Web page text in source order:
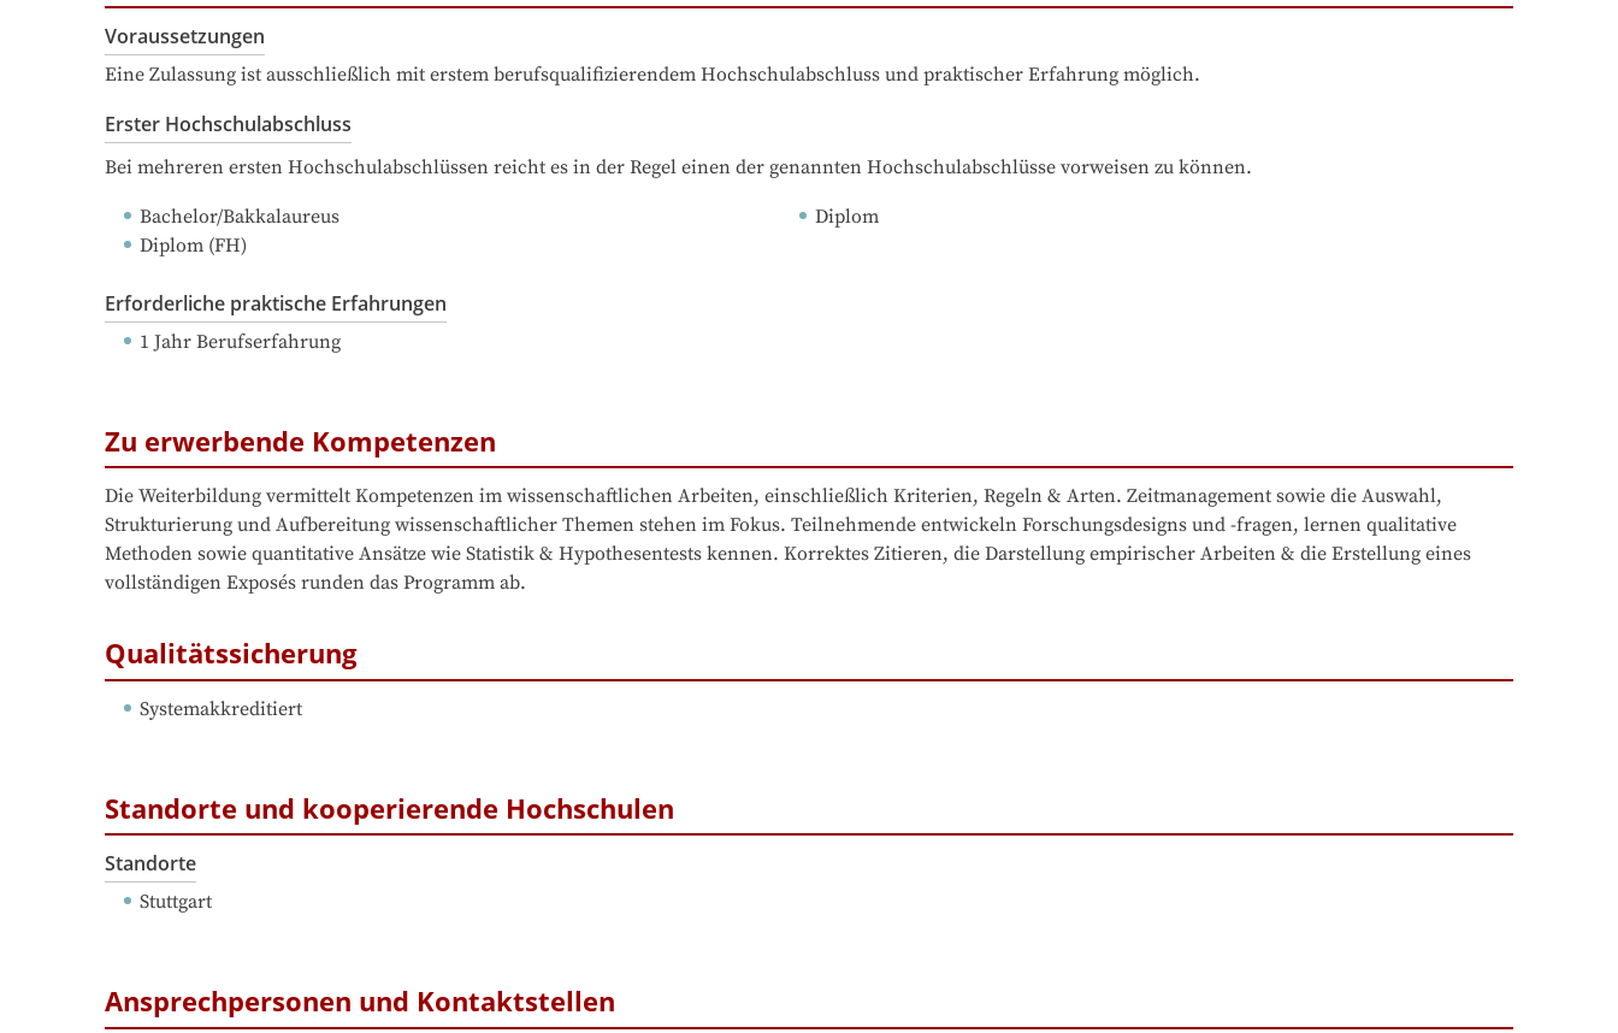
Voraussetzungen
Eine Zulassung ist ausschließlich mit erstem berufsqualifizierendem Hochschulabschluss und praktischer Erfahrung möglich.
Erster Hochschulabschluss
Bei mehreren ersten Hochschulabschlüssen reicht es in der Regel einen der genannten Hochschulabschlüsse vorweisen zu können.
Bachelor/Bakkalaureus
Diplom
Diplom (FH)
Erforderliche praktische Erfahrungen
1 Jahr Berufserfahrung
Zu erwerbende Kompetenzen
Die Weiterbildung vermittelt Kompetenzen im wissenschaftlichen Arbeiten, einschließlich Kriterien, Regeln & Arten. Zeitmanagement sowie die Auswahl,
Strukturierung und Aufbereitung wissenschaftlicher Themen stehen im Fokus. Teilnehmende entwickeln Forschungsdesigns und -fragen, lernen qualitative
Methoden sowie quantitative Ansätze wie Statistik & Hypothesentests kennen. Korrektes Zitieren, die Darstellung empirischer Arbeiten & die Erstellung eines
vollständigen Exposés runden das Programm ab.
Qualitätssicherung
Systemakkreditiert
Standorte und kooperierende Hochschulen
Standorte
Stuttgart
Ansprechpersonen und Kontaktstellen